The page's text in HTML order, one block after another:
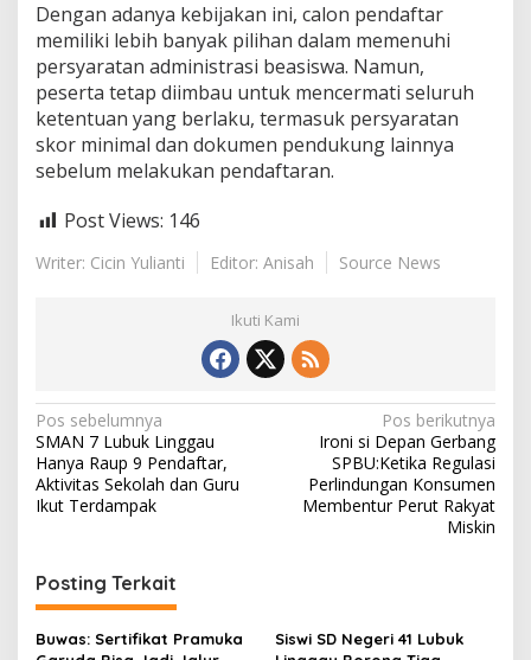
a
k
P
l
i
h
a
Dengan adanya kebijakan ini, calon pendaftar
memiliki lebih banyak pilihan dalam memenuhi
persyaratan administrasi beasiswa. Namun,
peserta tetap diimbau untuk mencermati seluruh
ketentuan yang berlaku, termasuk persyaratan
skor minimal dan dokumen pendukung lainnya
sebelum melakukan pendaftaran.
Post Views: 146
Writer: Cicin Yulianti Editor: Anisah Source News
Ikuti Kami
N
a
v
i
a
s
Pos sebelumnya
SMAN 7 Lubuk Linggau
Hanya Raup 9 Pendaftar,
Aktivitas Sekolah dan Guru
Ikut Terdampak
Pos berikutnya
Ironi si Depan Gerbang
SPBU:Ketika Regulasi
Perlindungan Konsumen
Membentur Perut Rakyat
Miskin
Posting Terkait
Buwas: Sertifikat Pramuka
Siswi SD Negeri 41 Lubuk